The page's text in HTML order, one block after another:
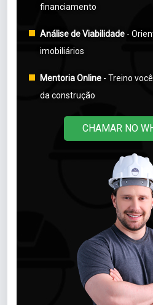
financiamento
Análise de Viabilidade-
imobiliários
Mentoria Online- Treino
da construção
CHAMAR NO